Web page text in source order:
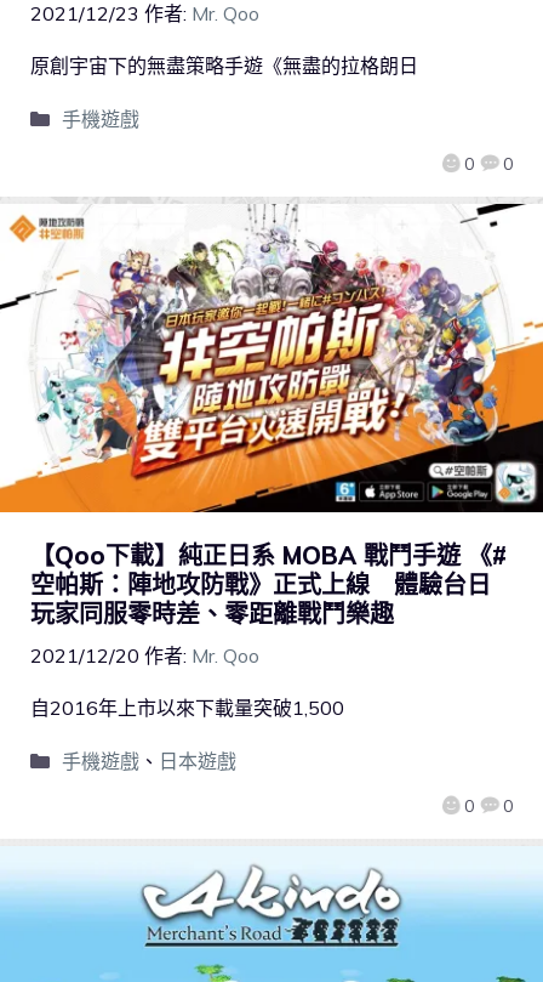
2021/12/23 作者: Mr. Qoo
0 0
原創宇宙下的無盡策略手遊《無盡的拉格朗日
手機遊戲
【Qoo下載】純正日系 MOBA 戰鬥手遊 《#
空帕斯：陣地攻防戰》正式上線 體驗台日
玩家同服零時差、零距離戰鬥樂趣
2021/12/20 作者: Mr. Qoo
0 0
自2016年上市以來下載量突破1,500
手機遊戲、 日本遊戲